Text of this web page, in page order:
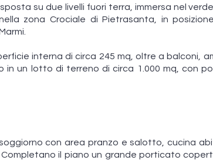
su due livelli fuori terra, immersa nel
zona Crociale di Pietrasanta, in
interna di circa 245 mq, oltre a balconi,
un lotto di terreno di circa 1.000 mq, con
con area pranzo e salotto, cucina
il piano un grande porticato